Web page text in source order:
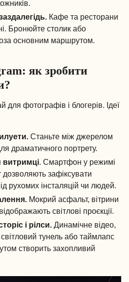
Кафе та ресторани
Бронюйте столик або
основним маршрутом.
як зробити
фотографів і блогерів. Ідеї
Станьте між джерелом
драматичного портрету.
витримці. Смартфон у режимі
зафіксувати
рухомих інсталяцій чи людей.
Мокрий асфальт, вітрини
світлові проєкції.
і рілси. Динамічне відео,
тунель або таймлапс
створить захопливий